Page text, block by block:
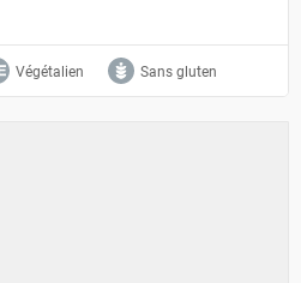
Végétalien Sans gluten